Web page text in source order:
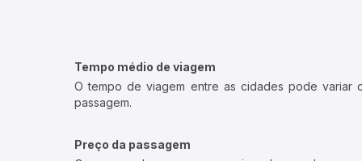
Tempo médio de viagem
O tempo de viagem entre as cidades pode variar
passagem.
Preço da passagem